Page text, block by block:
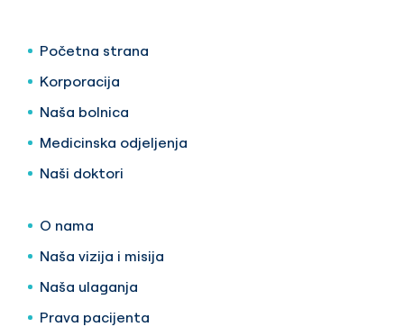
Početna strana
Korporacija
Naša bolnica
Medicinska odjeljenja
Naši doktori
O nama
Naša vizija i misija
Naša ulaganja
Prava pacijenta